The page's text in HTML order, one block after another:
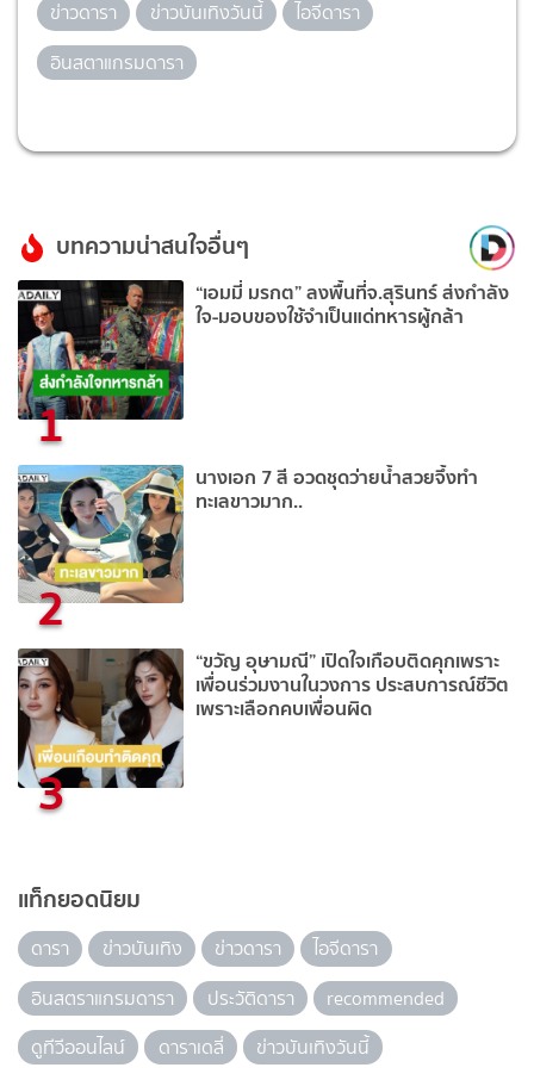
ข่าวดารา ข่าวบันเทิงวันนี้
ไอจีดารา
อินสตาแกรมดารา
บทความน่าสนใจอื่นๆ
1
“เอมมี่ มรกต” ลงพื้นที่จ.สุรินทร์ ส่งกำลัง
ใจ-มอบของใช้จำเป็นแด่ทหารผู้กล้า
2
นางเอก 7 สี อวดชุดว่ายน้ำสวยจึ้งทำ
ทะเลขาวมาก..
3
“ขวัญ อุษามณี” เปิดใจเกือบติดคุกเพราะ
เพื่อนร่วมงานในวงการ ประสบการณ์ชีวิต
เพราะเลือกคบเพื่อนผิด
แท็กยอดนิยม
ดารา ข่าวบันเทิง ข่าวดารา
ไอจีดารา
อินสตราแกรมดารา
ประวัติดารา
recommended
ดูทีวีออนไลน์
ดาราเดลี่ ข่าวบันเทิงวันนี้